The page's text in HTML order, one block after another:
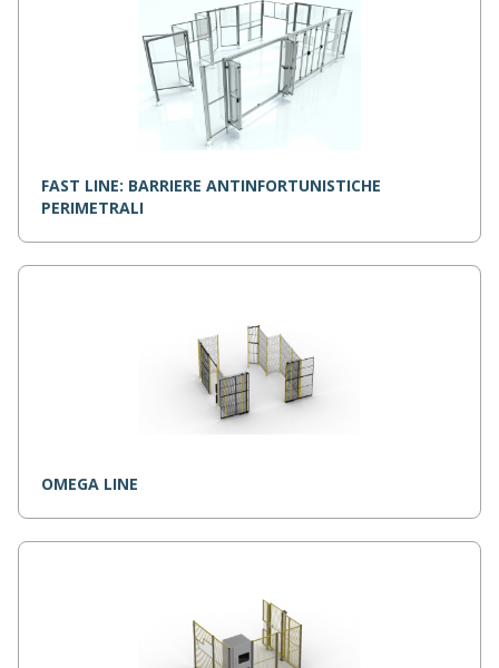
FAST LINE: BARRIERE ANTINFORTUNISTICHE
PERIMETRALI
OMEGA LINE